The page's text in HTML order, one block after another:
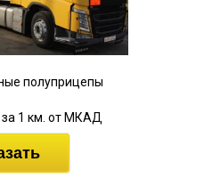
полуприцепы
за 1 км. от МКАД